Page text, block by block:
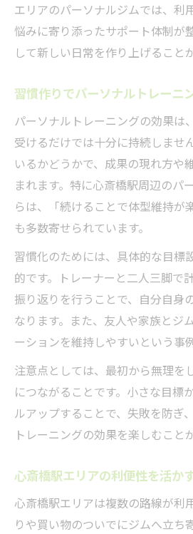
エリアのパーソナルジムでは、利
悩みに寄り添ったサポート体制が
して新しい日常を作り上げること
習慣作りでパーソナルトレーニ
パーソナルトレーニングの効果は
受けるだけでは十分に持続しませ
いるかどうかで、成果の現れ方や
まれます。特に心斎橋駅周辺のパ
らは、「続けることで体型維持が
も多数寄せられています。
習慣化のためには、具体的な目標
的です。トレーナーと二人三脚で
振り返りを行うことで、自分自身
なります。また、友人や家族とジ
ーションを維持しやすいという事
注意点としては、最初から無理を
につながることです。小さな目標
ルアップすることで、失敗を防ぎ
トレーニングの効果を楽しむこと
心斎橋駅エリアの利便性を活か
心斎橋駅エリアは複数の路線が利
りや買い物のついでにジムへ立ち